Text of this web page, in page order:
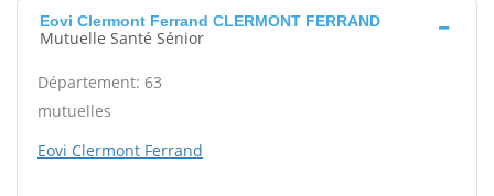
Eovi Clermont Ferrand CLERMONT FERRAND
Mutuelle Santé Sénior
Département: 63
mutuelles
Eovi Clermont Ferrand